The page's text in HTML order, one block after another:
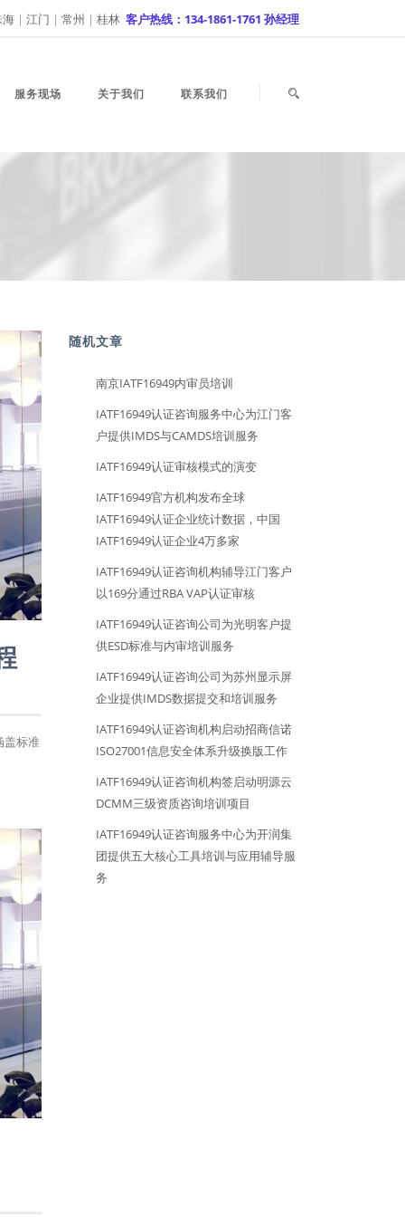
海 | 江门 | 常州 | 桂林 客户热线：134-1861-1761 孙经理
服务现场 关于我们 联系我们
盖标准
随机文章
南京IATF16949内审员培训
IATF16949认证咨询服务中心为江门客
户提供IMDS与CAMDS培训服务
IATF16949认证审核模式的演变
IATF16949官方机构发布全球
IATF16949认证企业统计数据，中国
IATF16949认证企业4万多家
IATF16949认证咨询机构辅导江门客户
以169分通过RBA VAP认证审核
IATF16949认证咨询公司为光明客户提
供ESD标准与内审培训服务
IATF16949认证咨询公司为苏州显示屏
企业提供IMDS数据提交和培训服务
IATF16949认证咨询机构启动招商信诺
ISO27001信息安全体系升级换版工作
IATF16949认证咨询机构签启动明源云
DCMM三级资质咨询培训项目
IATF16949认证咨询服务中心为开润集
团提供五大核心工具培训与应用辅导服
务